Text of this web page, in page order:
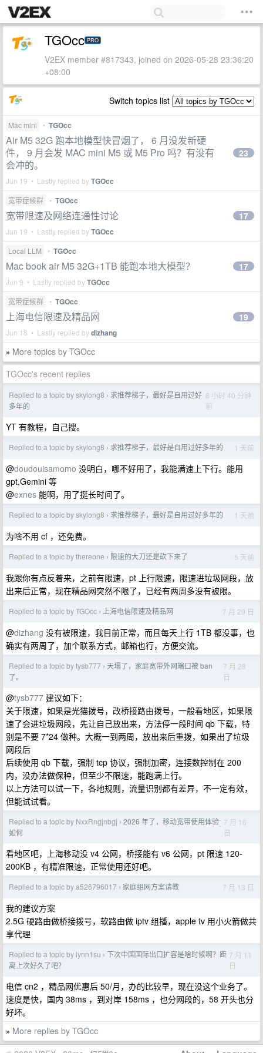
TGOcc PRO
V2EX member #817343, joined on 2026-05-28 23:36:20
+08:00
Switch topics list
Mac mini • TGOcc
Air M5 32G 跑本地模型快冒烟了， 6 月没发新硬
件， 9 月会发 MAC mini M5 或 M5 Pro 吗？有没有
会冲的。
Jun 19 • Lastly replied byTGOcc
23
宽带症候群 • TGOcc
宽带限速及网络连通性讨论
Jun 19 • Lastly replied byTGOcc
17
Local LLM • TGOcc
Mac book air M5 32G+1TB 能跑本地大模型？
Jun 9 • Lastly replied byTGOcc
17
宽带症候群 • TGOcc
上海电信限速及精品网
Jun 18 • Lastly replied bydizhang
19
» More topics by TGOcc
TGOcc's recent replies
Replied to a topic by skylong8 › 求推荐梯子，最好是自用过好
多年的
8 小时 40 分钟
前
YT 有教程，自己搜。
Replied to a topic by skylong8 › 求推荐梯子，最好是自用过好多年的 1 天前
@doudouisamomo 没明白，哪不好用了，我能满速上下行。能用
gpt,Gemini 等
@exnes 能啊，用了挺长时间了。
Replied to a topic by skylong8 › 求推荐梯子，最好是自用过好多年的 1 天前
为啥不用 cf ，还免费。
Replied to a topic by thereone › 限速的大刀还是砍下来了 5 天前
我跟你有点反着来，之前有限速，pt 上行限速，限速进垃圾网段，放
出来后正常，现在精品网突然不限了，已经有两周多没有被限。
Replied to a topic by TGOcc › 上海电信限速及精品网 7 月 29 日
@dizhang 没有被限速，我目前正常，而且每天上行 1TB 都没事，也
确实有两周了，加个联系方式，邮箱也行，方便交流。
Replied to a topic by tysb777 › 天塌了，家庭宽带外网端口被 ban
了。
7 月 28
日
@tysb777 建议如下：
关于限速，如果是光猫拨号，改桥接路由拨号，一般看地区，如果限
速了会进垃圾网段，先让自己放出来，方法停一段时间 qb 下载，特
别是不要 7*24 做种。大概一到两周，放出来后重拨，如果出了垃圾
网段后
后续使用 qb 下载，强制 tcp 协议，强制加密，连接数控制在 200
内，没办法做保种，但至少不限速，能跑满上行。
以上方法可以试一下，各地规则，流量识别都有差异，不一定有效，
但能试试看。
Replied to a topic by NxxRngjnbgj › 2026 年了，移动宽带使用体验
如何
7 月 16
日
看地区吧，上海移动没 v4 公网，桥接能有 v6 公网，pt 限速 120-
200KB ，有精准限速，正常使用还好吧。
Replied to a topic by a526796017 › 家庭组网方案请教 7 月 13 日
我的建议方案
2.5G 硬路由做桥接拨号，软路由做 iptv 组播，apple tv 用小火箭做共
享代理
Replied to a topic by lynn1su › 下次中国国际出口扩容是啥时候啊？距
离上次好久了吧？
7 月 11
日
电信 cn2 ，精品网优惠后 50/月，办的比较早，现在没这个业务了。
速度是快，国内 38ms ，到对岸 158ms ，也分网段的，58 开头也分
好坏。
» More replies by TGOcc